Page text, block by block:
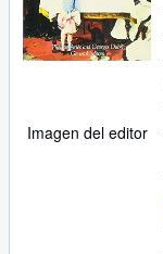
Imagen del editor